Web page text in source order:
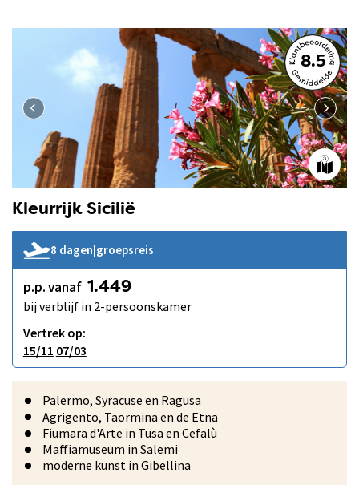
8.5
Kleurrijk Sicilië
8 dagen groepsreis
p.p. vanaf 1.449
bij verblijf in 2-persoonskamer
Vertrek op:
15/11 07/03
Palermo, Syracuse en Ragusa
Agrigento, Taormina en de Etna
Fiumara d'Arte in Tusa en Cefalù
Maffiamuseum in Salemi
moderne kunst in Gibellina